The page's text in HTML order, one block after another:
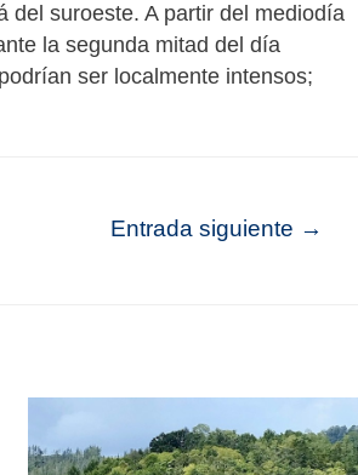
del suroeste. A partir del mediodía
la segunda mitad del día
ser localmente intensos;
Entrada siguiente →